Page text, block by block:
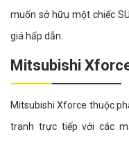
muốn sở hữu một chiếc
giá hấp dẫn.
Mitsubishi
Mitsubishi Xforce thuộc
tranh trực tiếp với các